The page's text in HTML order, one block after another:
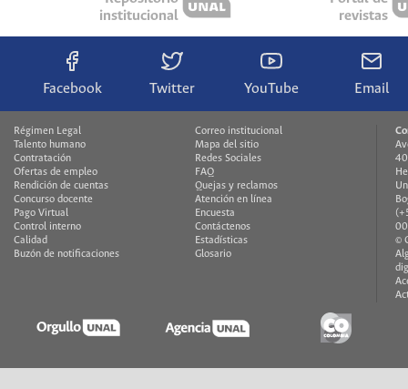
institucional
revistas
Facebook Twitter YouTube Email
Régimen Legal
Talento humano
Contratación
Ofertas de empleo
Rendición de cuentas
Concurso docente
Pago Virtual
Control interno
Calidad
Buzón de notificaciones
Correo institucional
Mapa del sitio
Redes Sociales
FAQ
Quejas y reclamos
Atención en línea
Encuesta
Contáctenos
Estadísticas
Glosario
©